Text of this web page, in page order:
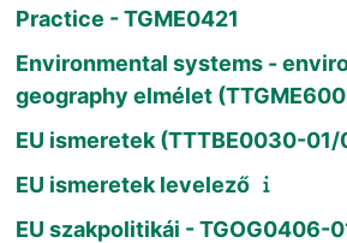
Practice - TGME0421
Environmental systems -
geography elmélet
EU ismeretek (TTTBE0030-01/
EU ismeretek levelező
EU szakpolitikái - TGOG0406-